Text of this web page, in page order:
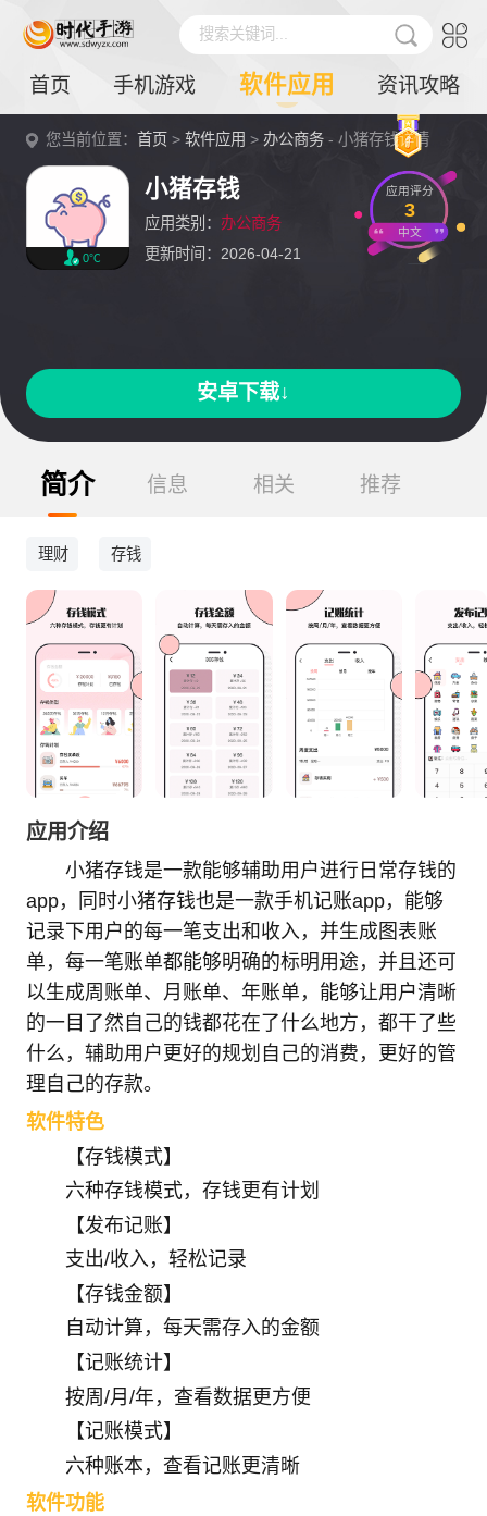
搜索关键词...
首页 手机游戏 软件应用 资讯攻略
您当前位置：首页 >软件应用 >办公商务 - 小猪存钱详情
0℃
小猪存钱
应用类别： 办公商务
更新时间：2026-04-21
应用评分
3
中文
安卓下载↓
简介 信息 相关 推荐
理财 存钱
应用介绍
小猪存钱是一款能够辅助用户进行日常存钱的
app，同时小猪存钱也是一款手机记账app，能够
记录下用户的每一笔支出和收入，并生成图表账
单，每一笔账单都能够明确的标明用途，并且还可
以生成周账单、月账单、年账单，能够让用户清晰
的一目了然自己的钱都花在了什么地方，都干了些
什么，辅助用户更好的规划自己的消费，更好的管
理自己的存款。
软件特色
【存钱模式】
六种存钱模式，存钱更有计划
【发布记账】
支出/收入，轻松记录
【存钱金额】
自动计算，每天需存入的金额
【记账统计】
按周/月/年，查看数据更方便
【记账模式】
六种账本，查看记账更清晰
软件功能